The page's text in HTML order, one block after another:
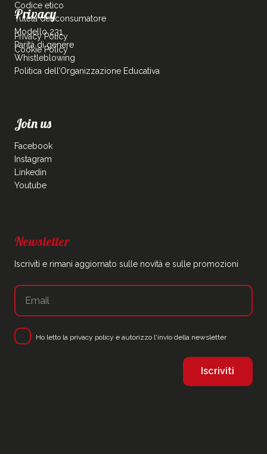
Codice etico
Tutela del consumatore
Modello 231
Parità di genere
Whistleblowing
Politica dell’Organizzazione Educativa
Privacy
Privacy Policy
Cookie Policy
Join us
Facebook
Instagram
Linkedin
Youtube
Newsletter
Iscriviti e rimani aggiornato sulle novità e sulle promozioni
Ho letto la privacy policy e autorizzo l'invio della newsletter